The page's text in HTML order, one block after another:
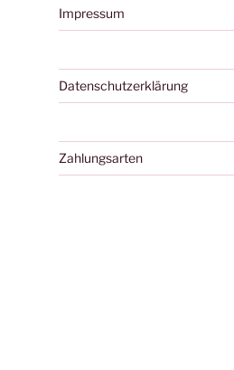
Impressum
Datenschutzerklärung
Zahlungsarten